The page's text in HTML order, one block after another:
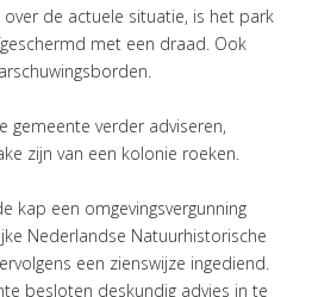
de actuele situatie, is het park
met een draad. Ook
gemeente verder adviseren,
zijn van een kolonie roeken.
kap een omgevingsvergunning
Nederlandse Natuurhistorische
een zienswijze ingediend.
besloten deskundig advies in te